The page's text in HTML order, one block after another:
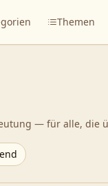
Themen
— für alle, die